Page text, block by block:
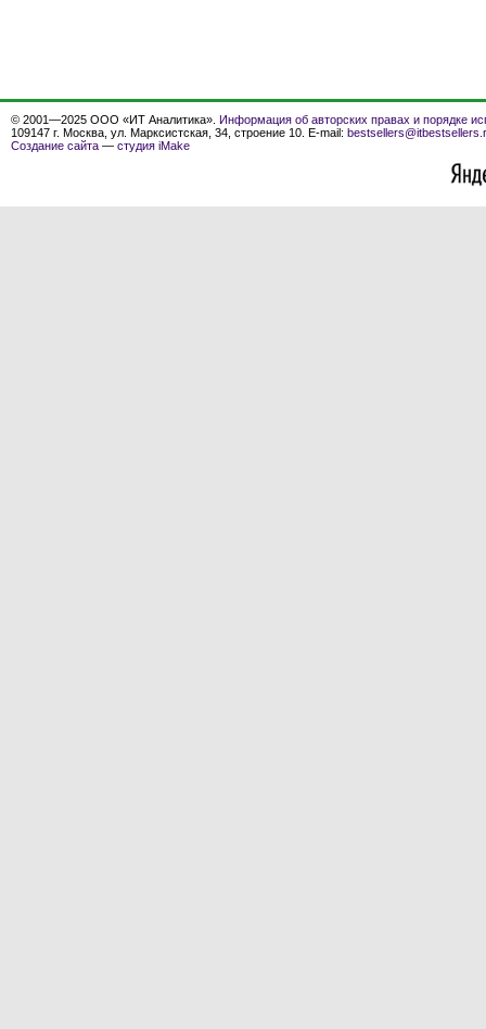
© 2001—2025 ООО «ИТ Аналитика». Информация об авторских правах и порядке
109147 г. Москва, ул. Марксистская, 34, строение 10. E-mail:
Создание сайта — студия iMake